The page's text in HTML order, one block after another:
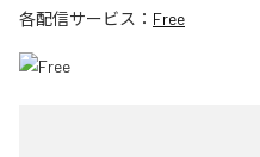
各配信サービス： Free